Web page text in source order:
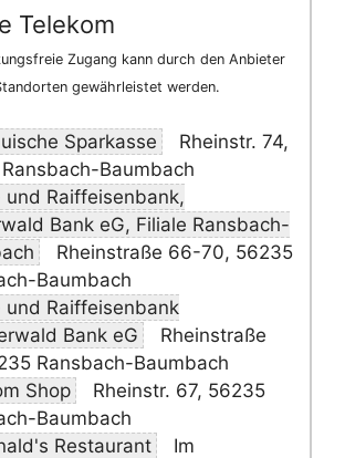
Telekom
Zugang kann durch den Anbieter
gewährleistet werden.
Sparkasse
Rheinstr. 74,
Baumbach
und Raiffeisenbank,
Bank eG, Filiale Ransbach-
Rheinstraße 66-70, 56235
Baumbach
und Raiffeisenbank
Bank eG
Rheinstraße
Ransbach-Baumbach
Shop
Rheinstr. 67, 56235
Baumbach
Restaurant
Im